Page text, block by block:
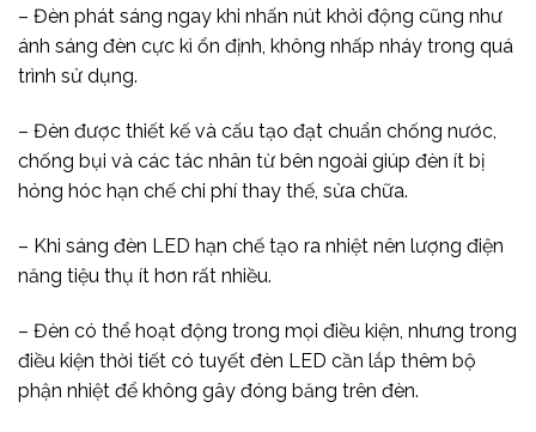
– Đèn phát sáng ngay khi nhấn nút khởi động cũng như
ánh sáng đèn cực kì ổn định, không nhấp nháy trong quá
trình sử dụng.
– Đèn được thiết kế và cấu tạo đạt chuẩn chống nước,
chống bụi và các tác nhân từ bên ngoài giúp đèn ít bị
hỏng hóc hạn chế chi phí thay thế, sửa chữa.
– Khi sáng đèn LED hạn chế tạo ra nhiệt nên lượng điện
năng tiệu thụ ít hơn rất nhiều.
– Đèn có thể hoạt động trong mọi điều kiện, nhưng trong
điều kiện thời tiết có tuyết đèn LED cần lắp thêm bộ
phận nhiệt để không gây đóng băng trên đèn.